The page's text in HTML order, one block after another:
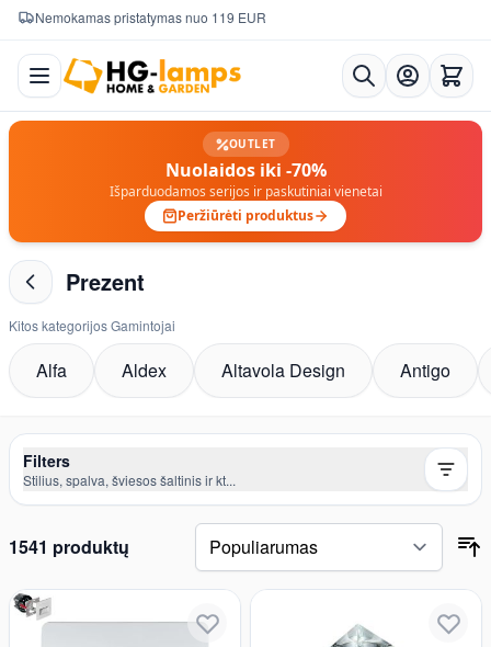
Nemokamas pristatymas nuo 119 EUR
Skip to Content
OUTLET
Nuolaidos iki -70%
Išparduodamos serijos ir paskutiniai vienetai
Peržiūrėti produktus
Prezent
Kitos kategorijos Gamintojai
Alfa Aldex Altavola Design Antigo
Filters
Stilius, spalva, šviesos šaltinis ir kt...
Pereiti prie prekių sąrašo
1541 produktų